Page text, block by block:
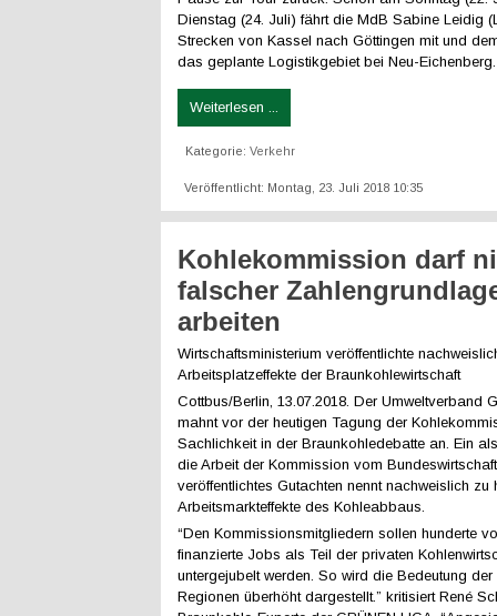
Dienstag (24. Juli) fährt die MdB Sabine Leidig
Strecken von Kassel nach Göttingen mit und
das geplante Logistikgebiet bei Neu-Eichenberg.
Weiterlesen ...
Kategorie: Verkehr
Veröffentlicht: Montag, 23. Juli 2018 10:35
Kohlekommission darf
falscher
arbeiten
Wirtschaftsministerium veröffentlichte
Arbeitsplatzeffekte der Braunkohlewirtschaft
Cottbus/Berlin, 13.07.2018. Der Umweltverband
mahnt vor der heutigen Tagung der
Sachlichkeit in der Braunkohledebatte an. Ein
die Arbeit der Kommission vom
veröffentlichtes Gutachten nennt nachweislich zu
Arbeitsmarkteffekte des Kohleabbaus.
“Den Kommissionsmitgliedern sollen hunderte
finanzierte Jobs als Teil der privaten
untergejubelt werden. So wird die Bedeutung
Regionen überhöht dargestellt.” kritisiert René